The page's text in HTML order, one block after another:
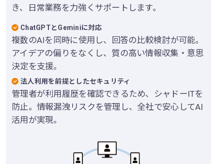
き、日常業務を力強くサポートします。
ChatGPTとGeminiに対応
複数のAIを同時に使用し、回答の比較検討が可能。
アイデアの偏りをなくし、質の高い情報収集・意思
決定を支援。
法人利用を前提としたセキュリティ
管理者が利用履歴を確認できるため、シャドーITを
防止。情報漏洩リスクを管理し、全社で安心してAI
活用が実現。